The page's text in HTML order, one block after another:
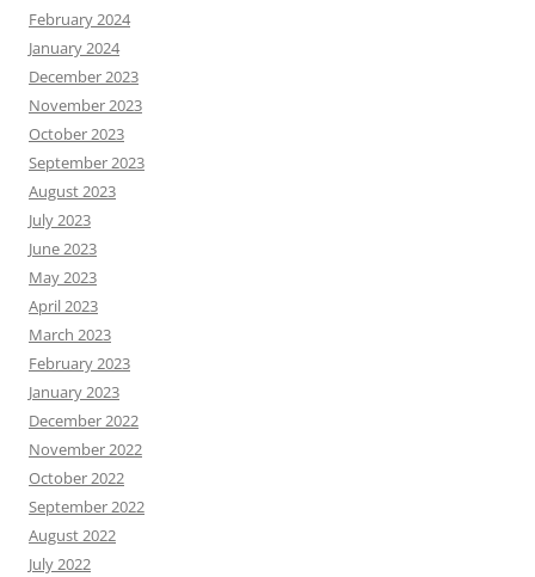
February 2024
January 2024
December 2023
November 2023
October 2023
September 2023
August 2023
July 2023
June 2023
May 2023
April 2023
March 2023
February 2023
January 2023
December 2022
November 2022
October 2022
September 2022
August 2022
July 2022